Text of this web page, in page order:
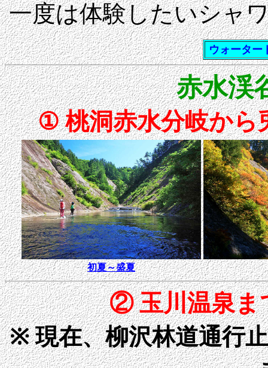
一度は体験したいシャ
ウォーター
赤水渓
① 桃洞赤水分岐から
初夏～盛夏
② 玉川温泉ま
※ 現在、柳沢林道通行